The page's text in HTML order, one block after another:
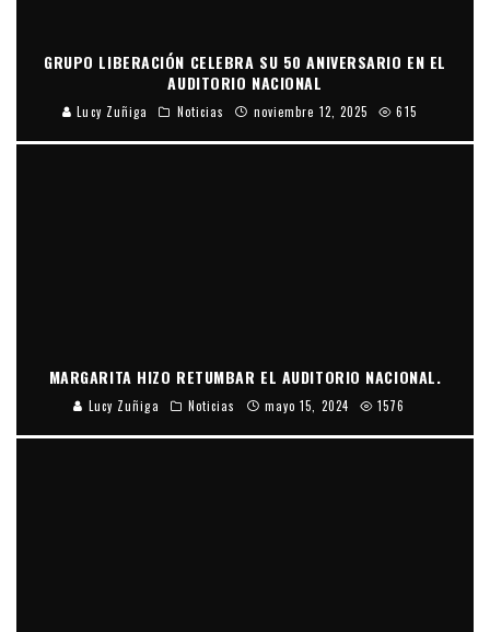
GRUPO LIBERACIÓN CELEBRA SU 50 ANIVERSARIO EN EL
AUDITORIO NACIONAL
Lucy Zuñiga Noticias noviembre 12, 2025 615
MARGARITA HIZO RETUMBAR EL AUDITORIO NACIONAL.
Lucy Zuñiga Noticias mayo 15, 2024 1576